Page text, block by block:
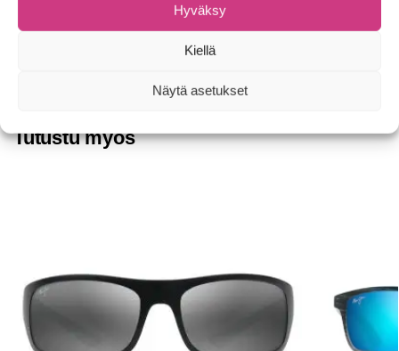
Hyväksy
Kiellä
Näytä asetukset
Tuotetunnus (SKU):
Tuotemerkki: Shimano
Tutustu myös